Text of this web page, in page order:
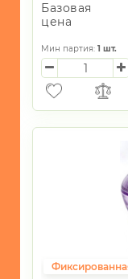
Базовая
цена
Мин партия: 1 шт.